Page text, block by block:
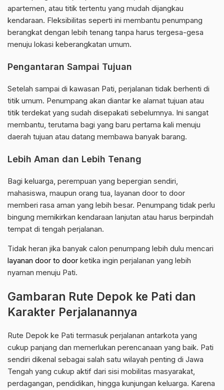
apartemen, atau titik tertentu yang mudah dijangkau
kendaraan. Fleksibilitas seperti ini membantu penumpang
berangkat dengan lebih tenang tanpa harus tergesa-gesa
menuju lokasi keberangkatan umum.
Pengantaran Sampai Tujuan
Setelah sampai di kawasan Pati, perjalanan tidak berhenti di
titik umum. Penumpang akan diantar ke alamat tujuan atau
titik terdekat yang sudah disepakati sebelumnya. Ini sangat
membantu, terutama bagi yang baru pertama kali menuju
daerah tujuan atau datang membawa banyak barang.
Lebih Aman dan Lebih Tenang
Bagi keluarga, perempuan yang bepergian sendiri,
mahasiswa, maupun orang tua, layanan door to door
memberi rasa aman yang lebih besar. Penumpang tidak perlu
bingung memikirkan kendaraan lanjutan atau harus berpindah
tempat di tengah perjalanan.
Tidak heran jika banyak calon penumpang lebih dulu mencari
layanan door to door ketika ingin perjalanan yang lebih
nyaman menuju Pati.
Gambaran Rute Depok ke Pati dan
Karakter Perjalanannya
Rute Depok ke Pati termasuk perjalanan antarkota yang
cukup panjang dan memerlukan perencanaan yang baik. Pati
sendiri dikenal sebagai salah satu wilayah penting di Jawa
Tengah yang cukup aktif dari sisi mobilitas masyarakat,
perdagangan, pendidikan, hingga kunjungan keluarga. Karena